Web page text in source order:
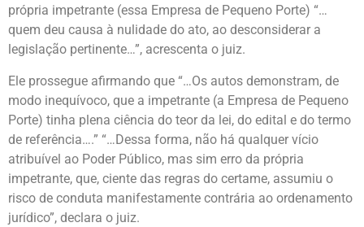
própria impetrante (essa Empresa de Pequeno Porte) “…
quem deu causa à nulidade do ato, ao desconsiderar a
legislação pertinente…”, acrescenta o juiz.
Ele prossegue afirmando que “…Os autos demonstram, de
modo inequívoco, que a impetrante (a Empresa de Pequeno
Porte) tinha plena ciência do teor da lei, do edital e do termo
de referência….” “…Dessa forma, não há qualquer vício
atribuível ao Poder Público, mas sim erro da própria
impetrante, que, ciente das regras do certame, assumiu o
risco de conduta manifestamente contrária ao ordenamento
jurídico”, declara o juiz.